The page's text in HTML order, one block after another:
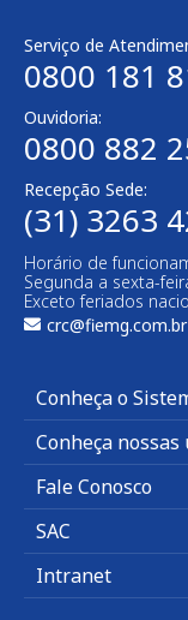
Serviço de
0800 181
Ouvidoria:
0800 882
Recepção Sede:
(31) 3263
Horário de
Segunda a sexta-
Exceto feriados
crc@fiemg.com.br
Conheça o
Conheça nossas
Fale Conosco
SAC
Intranet